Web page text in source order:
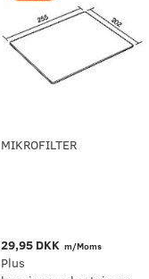
MIKROFILTER
29,95 DKK m/Moms
Plus